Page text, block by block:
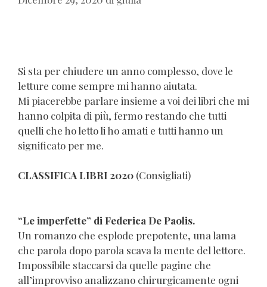
Si sta per chiudere un anno complesso, dove le
letture come sempre mi hanno aiutata.
Mi piacerebbe parlare insieme a voi dei libri che mi
hanno colpita di più, fermo restando che tutti
quelli che ho letto li ho amati e tutti hanno un
significato per me.
CLASSIFICA LIBRI 2020 (Consigliati)
“Le imperfette” di Federica De Paolis.
Un romanzo che esplode prepotente, una lama
che parola dopo parola scava la mente del lettore.
Impossibile staccarsi da quelle pagine che
all’improvviso analizzano chirurgicamente ogni